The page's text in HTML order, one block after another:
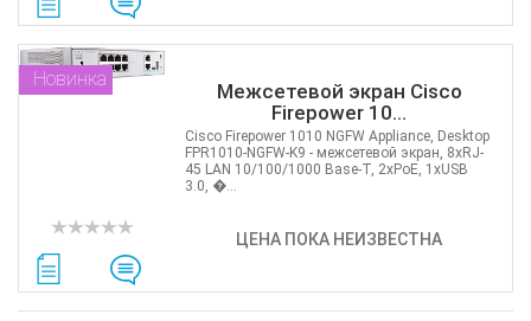
Межсетевой экран Cisco
Firepower 10...
Новинка
ЦЕНА ПОКА НЕИЗВЕСТНА
Cisco Firepower 1010 NGFW Appliance, Desktop
FPR1010-NGFW-K9 - межсетевой экран, 8хRJ-
45 LAN 10/100/1000 Base-T, 2xPoE, 1хUSB
3.0, �...